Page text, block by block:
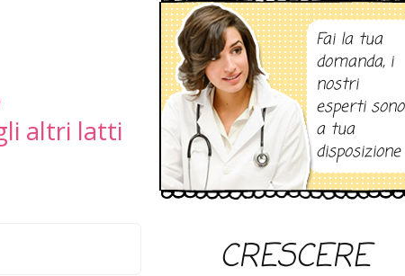
altri latti
Fai la tua
domanda, i
nostri
esperti sono
a tua
disposizione
CRESCERE